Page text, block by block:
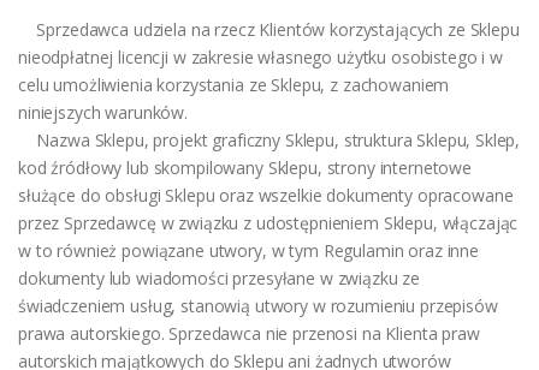
Sprzedawca udziela na rzecz Klientów korzystających ze Sklepu
nieodpłatnej licencji w zakresie własnego użytku osobistego i w
celu umożliwienia korzystania ze Sklepu, z zachowaniem
niniejszych warunków.
Nazwa Sklepu, projekt graficzny Sklepu, struktura Sklepu, Sklep,
kod źródłowy lub skompilowany Sklepu, strony internetowe
służące do obsługi Sklepu oraz wszelkie dokumenty opracowane
przez Sprzedawcę w związku z udostępnieniem Sklepu, włączając
w to również powiązane utwory, w tym Regulamin oraz inne
dokumenty lub wiadomości przesyłane w związku ze
świadczeniem usług, stanowią utwory w rozumieniu przepisów
prawa autorskiego. Sprzedawca nie przenosi na Klienta praw
autorskich majątkowych do Sklepu ani żadnych utworów